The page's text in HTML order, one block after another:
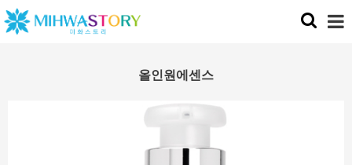
올인원에센스